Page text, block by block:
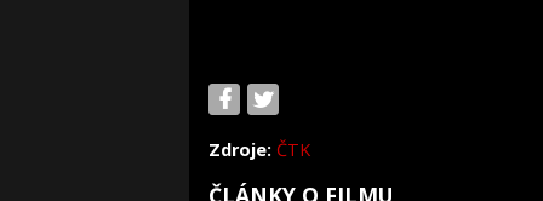
Zdroje: ČTK
ČLÁNKY O FILMU